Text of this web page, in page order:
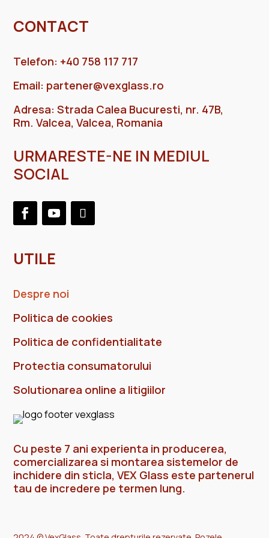
CONTACT
Telefon: +40 758 117 717
Email: partener@vexglass.ro
Adresa: Strada Calea Bucuresti, nr. 47B,
Rm. Valcea, Valcea, Romania
URMARESTE-NE IN MEDIUL
SOCIAL
UTILE
Despre noi
Politica de cookies
Politica de confidentialitate
Protectia consumatorului
Solutionarea online a litigiilor
Cu peste 7 ani experienta in producerea,
comercializarea si montarea sistemelor de
inchidere din sticla, VEX Glass este partenerul
tau de incredere pe termen lung.